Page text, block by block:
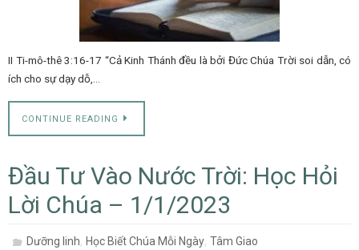
II Ti-mô-thê 3:16-17 “Cả Kinh Thánh đều là bởi Đức Chúa Trời soi dẫn, có
ích cho sự dạy dỗ,…
CONTINUE READING
Đầu Tư Vào Nước Trời: Học Hỏi
Lời Chúa – 1/1/2023
Dưỡng linh,Học Biết Chúa Mỗi Ngày,Tâm Giao